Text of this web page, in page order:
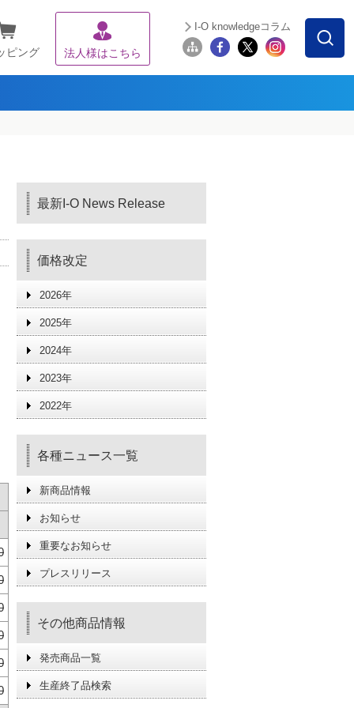
ピング 法人様はこちら
I-O knowledgeコラム
最新I-O News Release
価格改定
2026年
2025年
2024年
2023年
2022年
各種ニュース一覧
新商品情報
お知らせ
重要なお知らせ
プレスリリース
その他商品情報
発売商品一覧
生産終了品検索